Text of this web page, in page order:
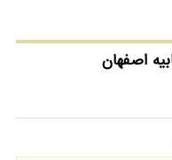
اصفهان